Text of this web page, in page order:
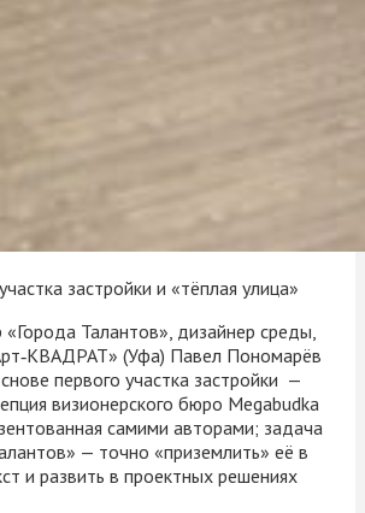
застройки и «тёплая улица»
«Города Талантов», дизайнер среды,
(Уфа) Павел Пономарёв
первого участка застройки —
визионерского бюро Megabudka
самими авторами; задача
— точно «приземлить» её в
и развить в проектных решениях